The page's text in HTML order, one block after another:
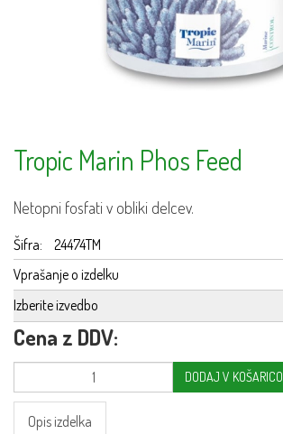
Tropic Marin Phos Feed
Netopni fosfati v obliki delcev.
Šifra:
24474TM
Vprašanje o izdelku
Izberite izvedbo
Cena z DDV:
DODAJ V KOŠARICO
Opis izdelka